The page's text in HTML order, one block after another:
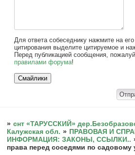
Для ответа собеседнику нажмите на
цитирования выделите цитируемое и
Перед публикацией сообщения,
правилами форума!
» снт «ТАРУССКИЙ»
Калужская обл. » ПРАВОВАЯ И
ИНФОРМАЦИЯ: ЗАКОНЫ, ССЫЛКИ..
права перед соседями по садовому